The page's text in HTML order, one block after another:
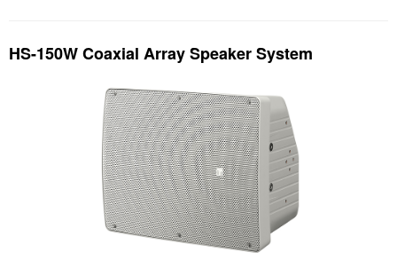
HS-150W Coaxial Array Speaker System